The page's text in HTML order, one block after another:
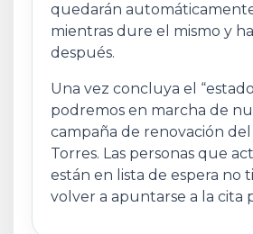
quedarán
mientras dure el mismo y
después.
Una vez concluya el
podremos en marcha de
campaña de renovación
Torres. Las personas que
están en lista de espera no
volver a apuntarse a la cita